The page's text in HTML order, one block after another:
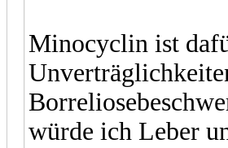
Minocyclin ist
würde ich Leber